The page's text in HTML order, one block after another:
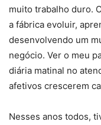
muito trabalho duro.
a fábrica evoluir,
desenvolvendo um
negócio. Ver o meu
diária matinal no
afetivos crescerem
Nesses anos todos,